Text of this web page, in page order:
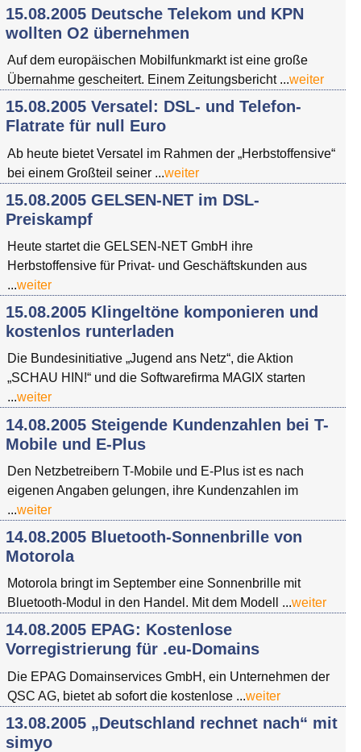
15.08.2005 Deutsche Telekom und KPN
wollten O2 übernehmen
Auf dem europäischen Mobilfunkmarkt ist eine große
Übernahme gescheitert. Einem Zeitungsbericht ...weiter
15.08.2005 Versatel: DSL- und Telefon-
Flatrate für null Euro
Ab heute bietet Versatel im Rahmen der „Herbstoffensive“
bei einem Großteil seiner ...weiter
15.08.2005 GELSEN-NET im DSL-
Preiskampf
Heute startet die GELSEN-NET GmbH ihre
Herbstoffensive für Privat- und Geschäftskunden aus
...weiter
15.08.2005 Klingeltöne komponieren und
kostenlos runterladen
Die Bundesinitiative „Jugend ans Netz“, die Aktion
„SCHAU HIN!“ und die Softwarefirma MAGIX starten
...weiter
14.08.2005 Steigende Kundenzahlen bei T-
Mobile und E-Plus
Den Netzbetreibern T-Mobile und E-Plus ist es nach
eigenen Angaben gelungen, ihre Kundenzahlen im
...weiter
14.08.2005 Bluetooth-Sonnenbrille von
Motorola
Motorola bringt im September eine Sonnenbrille mit
Bluetooth-Modul in den Handel. Mit dem Modell ...weiter
14.08.2005 EPAG: Kostenlose
Vorregistrierung für .eu-Domains
Die EPAG Domainservices GmbH, ein Unternehmen der
QSC AG, bietet ab sofort die kostenlose ...weiter
13.08.2005 „Deutschland rechnet nach“ mit
simyo